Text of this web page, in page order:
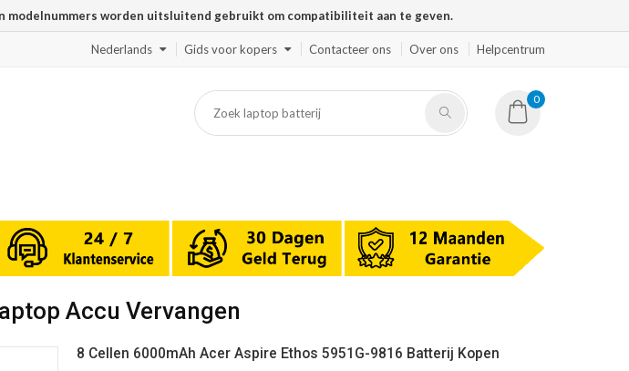
modelnummers worden uitsluitend gebruikt om compatibiliteit aan te geven.
Nederlands Gids voor kopers Contacteer ons Over ons Helpcentrum
0
Accu Vervangen
8 Cellen 6000mAh Acer Aspire Ethos 5951G-9816 Batterij Kopen